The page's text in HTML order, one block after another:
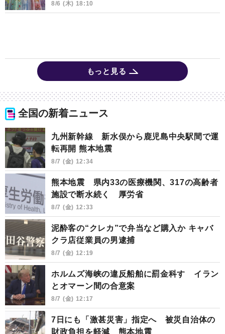
8/6 (木) 18:10
もっと見る
全国の新着ニュース
九州新幹線 新水俣から鹿児島中央駅間で運
転再開 熊本地震
8/7 (金) 12:34
熊本地震 県内33の医療機関、317の高齢者
施設で断水続く 厚労省
8/7 (金) 12:33
泥酔客の“クレカ”で弁当など購入か キャバ
クラ店従業員の男逮捕
8/7 (金) 12:19
ホルムズ海峡の違反船舶に罰金科す イラン
とオマーン間の合意案
8/7 (金) 12:17
7日にも「激甚災害」指定へ 被災自治体の
財政負担を軽減 熊本地震